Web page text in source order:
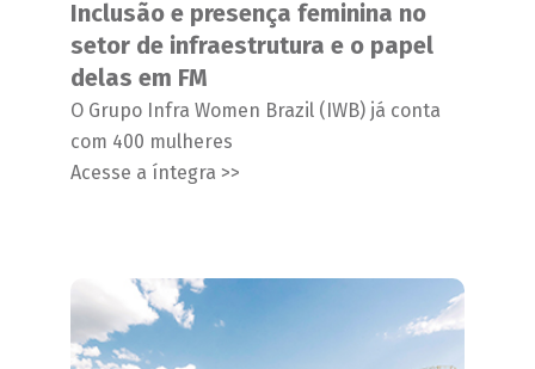
Inclusão e presença feminina no
setor de infraestrutura e o papel
delas em FM
O Grupo Infra Women Brazil (IWB) já conta
com 400 mulheres
Acesse a íntegra >>